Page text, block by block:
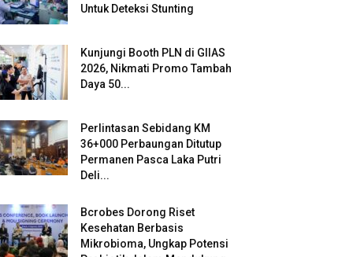
Untuk Deteksi Stunting
Kunjungi Booth PLN di GIIAS
2026, Nikmati Promo Tambah
Daya 50...
Perlintasan Sebidang KM
36+000 Perbaungan Ditutup
Permanen Pasca Laka Putri
Deli...
Bcrobes Dorong Riset
Kesehatan Berbasis
Mikrobioma, Ungkap Potensi